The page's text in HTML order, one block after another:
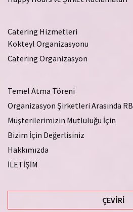
Catering Hizmetleri
Kokteyl Organizasyonu
Catering Organizasyon
Temel Atma Töreni
Organizasyon Şirketleri Arasında RB
Müşterilerimizin Mutluluğu İçin
Bizim İçin Değerlisiniz
Hakkımızda
İLETİŞİM
ÇEVIRI